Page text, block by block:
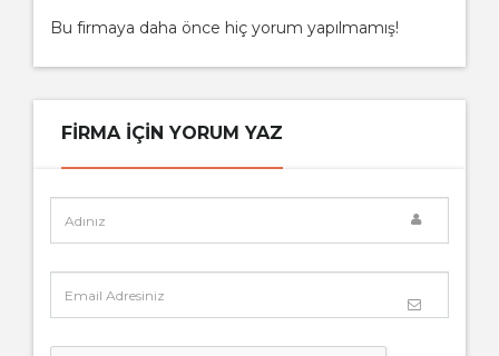
Bu firmaya daha önce hiç yorum yapılmamış!
FIRMA IÇIN YORUM YAZ